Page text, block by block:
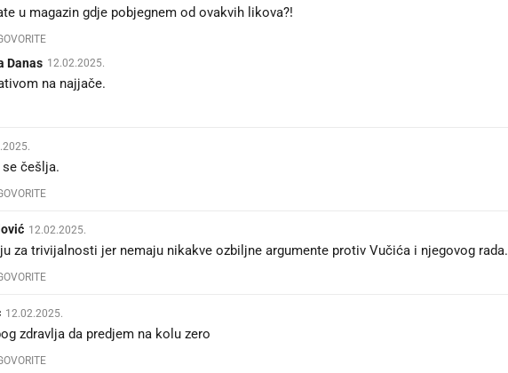
u magazin gdje pobjegnem od ovakvih likova?!
Danas 12.02.2025.
na najjače.
se češlja.
12.02.2025.
za trivijalnosti jer nemaju nikakve ozbiljne argumente protiv Vučića i njegovog rada.
12.02.2025.
zdravlja da predjem na kolu zero